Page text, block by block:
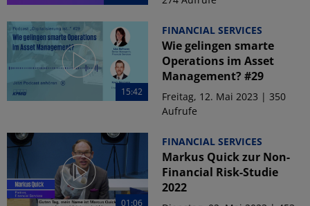
15:42
FINANCIAL SERVICES
Wie gelingen smarte
Operations im Asset
Management? #29
Freitag, 12. Mai 2023 | 350
Aufrufe
01:06
FINANCIAL SERVICES
Markus Quick zur Non-
Financial Risk-Studie
2022